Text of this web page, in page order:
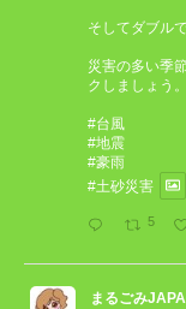
そしてダブル
災害の多い季
クしましょう。
#台風
#地震
#豪雨
#土砂災害
5
まるごみ